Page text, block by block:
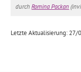
durchRomina Packan
Letzte Aktualisierung: 27/